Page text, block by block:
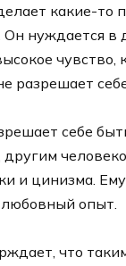
какие-то
нуждается в
чувство,
разрешает
себе
и цинизма.
опыт.
что